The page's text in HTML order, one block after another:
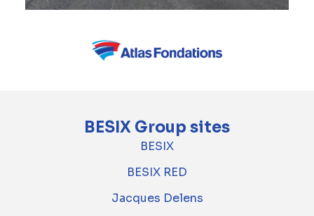
BESIX Group sites
BESIX
BESIX RED
Jacques Delens